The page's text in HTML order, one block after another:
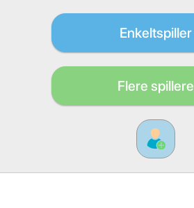
Enkeltspiller
Flere spillere